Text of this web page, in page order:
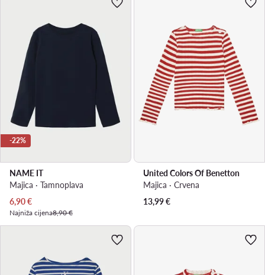
-22%
NAME IT
Majica · Tamnoplava
Trenutna cijena
6,90€
Najniža cijena8,90 €
United Colors Of Benetton
Majica · Crvena
13,99€